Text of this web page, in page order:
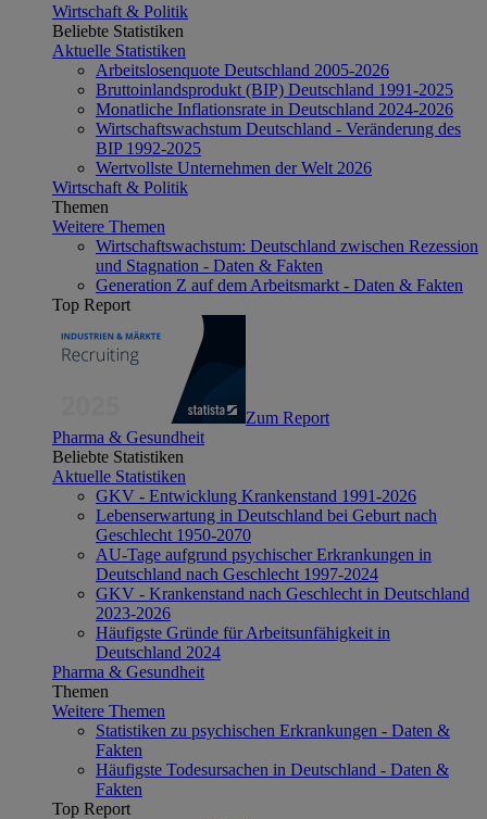
Wirtschaft & Politik
Beliebte Statistiken
Aktuelle Statistiken
Arbeitslosenquote Deutschland 2005-2026
Bruttoinlandsprodukt (BIP) Deutschland 1991-2025
Monatliche Inflationsrate in Deutschland 2024-2026
Wirtschaftswachstum Deutschland - Veränderung des
BIP 1992-2025
Wertvollste Unternehmen der Welt 2026
Wirtschaft & Politik
Themen
Weitere Themen
Wirtschaftswachstum: Deutschland zwischen Rezession
und Stagnation - Daten & Fakten
Generation Z auf dem Arbeitsmarkt - Daten & Fakten
Top Report
Zum Report
Pharma & Gesundheit
Beliebte Statistiken
Aktuelle Statistiken
GKV - Entwicklung Krankenstand 1991-2026
Lebenserwartung in Deutschland bei Geburt nach
Geschlecht 1950-2070
AU-Tage aufgrund psychischer Erkrankungen in
Deutschland nach Geschlecht 1997-2024
GKV - Krankenstand nach Geschlecht in Deutschland
2023-2026
Häufigste Gründe für Arbeitsunfähigkeit in
Deutschland 2024
Pharma & Gesundheit
Themen
Weitere Themen
Statistiken zu psychischen Erkrankungen - Daten &
Fakten
Häufigste Todesursachen in Deutschland - Daten &
Fakten
Top Report